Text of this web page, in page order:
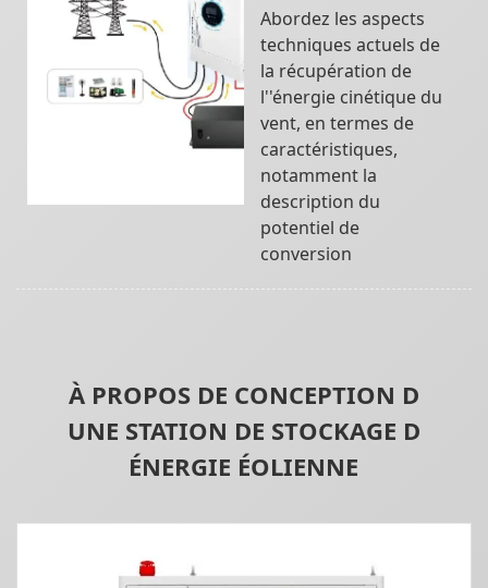
Abordez les aspects
techniques actuels de
la récupération de
l''énergie cinétique du
vent, en termes de
caractéristiques,
notamment la
description du
potentiel de
conversion
À PROPOS DE CONCEPTION D
UNE STATION DE STOCKAGE D
ÉNERGIE ÉOLIENNE